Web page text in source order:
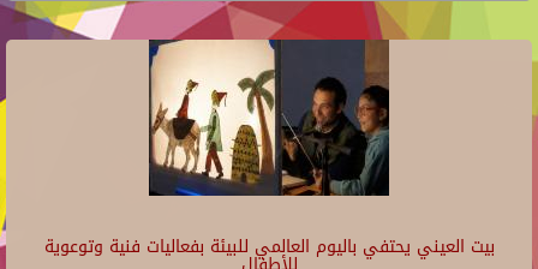
بيت العيني يحتفي باليوم العالمي للبيئة بفعاليات فنية وتوعوية